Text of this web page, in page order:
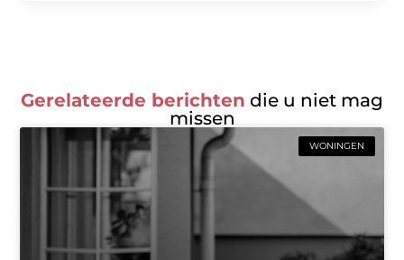
Gerelateerde berichten die u niet mag
missen
WONINGEN